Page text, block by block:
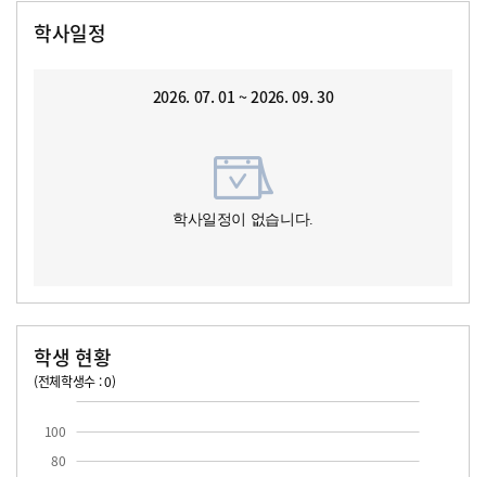
학사일정
2026. 07. 01 ~ 2026. 09. 30
학사일정이 없습니다.
학생 현황
(전체학생수 : 0)
80
100